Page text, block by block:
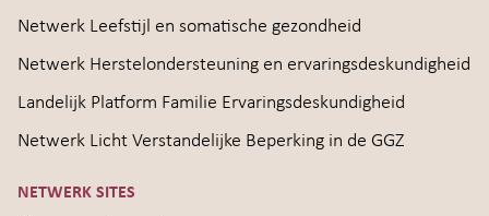
Netwerk Leefstijl en somatische gezondheid
Netwerk Herstelondersteuning en ervaringsdeskundigheid
Landelijk Platform Familie Ervaringsdeskundigheid
Netwerk Licht Verstandelijke Beperking in de GGZ
NETWERK SITES